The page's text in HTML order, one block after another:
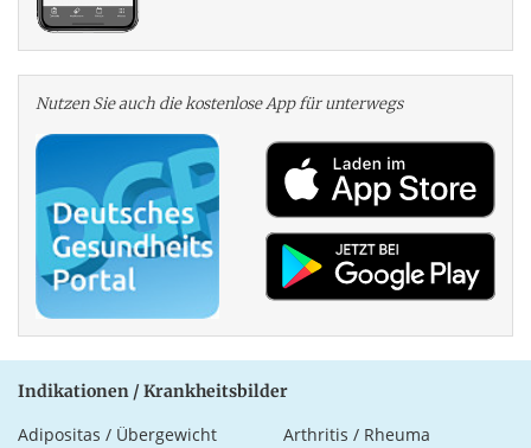
Nutzen Sie auch die kosten­lose App für unterwegs
Indikationen / Krankheitsbilder
Adipositas / Übergewicht
Arthritis / Rheuma